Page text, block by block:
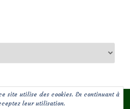
site utilise des cookies. En continuant à
leur utilisation.